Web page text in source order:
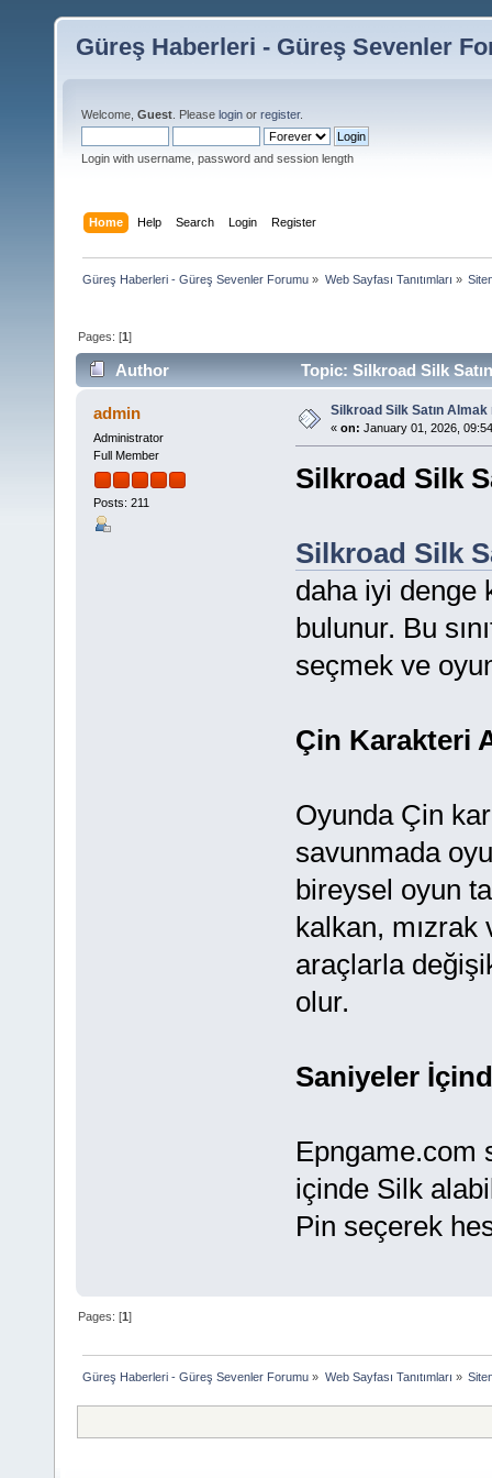
Güreş Haberleri - Güreş Sevenler
Welcome, Guest . Please login or register.
Login with username, password and session length
Home Help Search Login Register
Güreş Haberleri - Güreş Sevenler Forumu » Web Sayfası Tanıtımları »
Pages: [1]
Author Topic: Silkroad Silk
admin
Administrator
Full Member
Posts: 211
Silkroad Silk Satın Almak
« on: January 01, 2026,
Silkroad Silk
Silkroad Silk
daha iyi denge
bulunur. Bu
seçmek ve
Çin Karakteri
Oyunda Çin
savunmada
bireysel oyun
kalkan, mızrak
araçlarla
olur.
Saniyeler
Epngame.com
içinde Silk
Pin seçerek
Pages: [1]
Güreş Haberleri - Güreş Sevenler Forumu » Web Sayfası Tanıtımları »